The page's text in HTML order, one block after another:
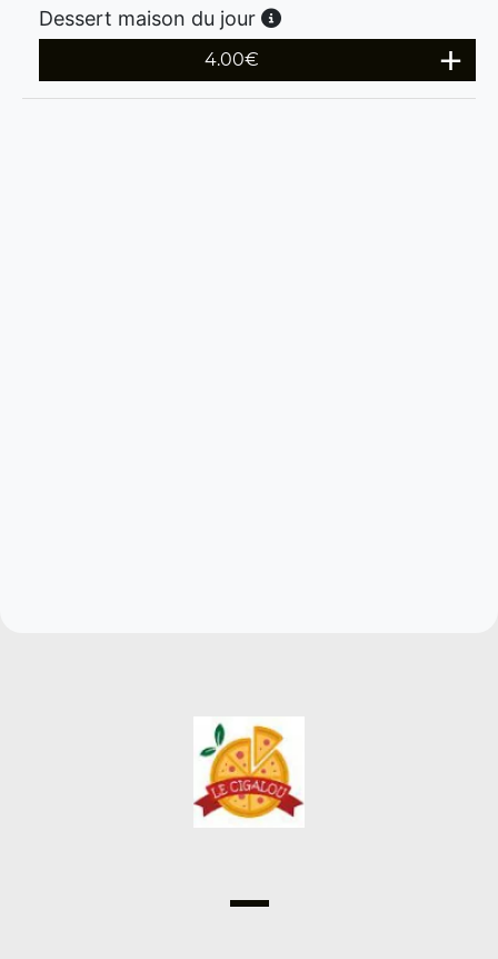
Dessert maison du jour
4.00€